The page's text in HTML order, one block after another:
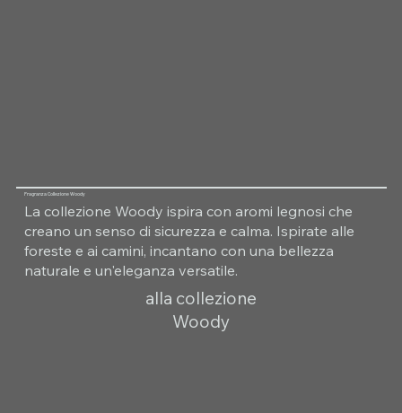
Fragranza Collezione Woody
La collezione Woody ispira con aromi legnosi che
creano un senso di sicurezza e calma. Ispirate alle
foreste e ai camini, incantano con una bellezza
naturale e un'eleganza versatile.
alla collezione
Woody